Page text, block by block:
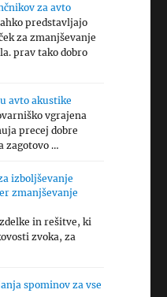
za avto
predstavljajo
za zmanjševanje
prav tako dobro
avto akustike
vgrajena
precej dobre
zagotovo …
izboljševanje
zmanjševanje
in rešitve, ki
zvoka, za
spominov za vse